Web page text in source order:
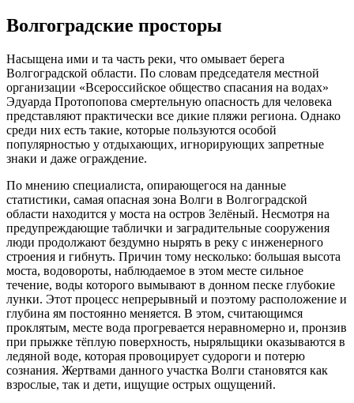
Волгоградские просторы
Насыщена ими и та часть реки, что омывает берега
Волгоградской области. По словам председателя местной
организации «Всероссийское общество спасания на водах»
Эдуарда Протопопова смертельную опасность для человека
представляют практически все дикие пляжи региона. Однако
среди них есть такие, которые пользуются особой
популярностью у отдыхающих, игнорирующих запретные
знаки и даже ограждение.
По мнению специалиста, опирающегося на данные
статистики, самая опасная зона Волги в Волгоградской
области находится у моста на остров Зелёный. Несмотря на
предупреждающие таблички и заградительные сооружения
люди продолжают бездумно нырять в реку с инженерного
строения и гибнуть. Причин тому несколько: большая высота
моста, водовороты, наблюдаемое в этом месте сильное
течение, воды которого вымывают в донном песке глубокие
лунки. Этот процесс непрерывный и поэтому расположение и
глубина ям постоянно меняется. В этом, считающимся
проклятым, месте вода прогревается неравномерно и, пронзив
при прыжке тёплую поверхность, ныряльщики оказываются в
ледяной воде, которая провоцирует судороги и потерю
сознания. Жертвами данного участка Волги становятся как
взрослые, так и дети, ищущие острых ощущений.